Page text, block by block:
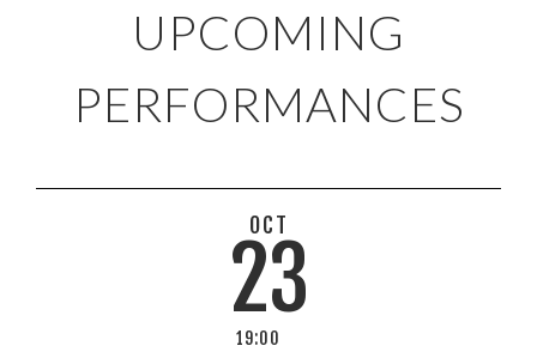
UPCOMING
PERFORMANCES
19:00
23
OCT